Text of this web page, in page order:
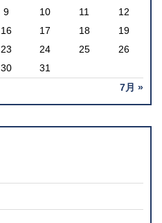
7月 »
9 10 11
12
16 17 18
19
23 24 25
26
30 31